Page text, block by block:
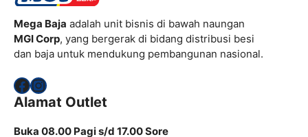
Mega Baja adalah unit bisnis di bawah naungan
MGI Corp, yang bergerak di bidang distribusi besi
dan baja untuk mendukung pembangunan nasional.
Facebook
Instagram
Alamat Outlet
Buka 08.00 Pagi s/d 17.00 Sore